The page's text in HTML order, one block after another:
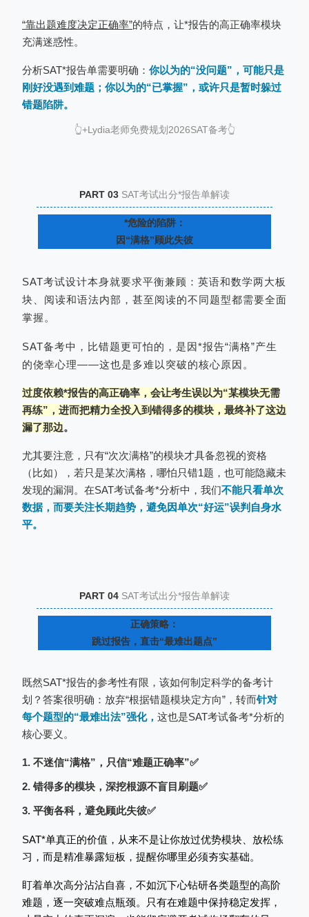
“靠出题难度决定正确率”的特点，让*报告的高正确率模块
充满迷惑性。
分析SAT*报告单需要明确： 你以为的“没问题”，可能只是
刚好没遇到难题；你以为的“已掌握”，或许只是暂时躲过
错题陷阱。
👆+Lydia老师免费规划2026SAT备考👆
PART 03 SAT考试出分*报告单解读
*危险的陷阱：
因“满格”顾此失彼
SAT考试设计本身就要求平衡兼顾：英语和数学两大板
块、阅读和语法内部，甚至阅读的不同题型都需要全面
掌握。
SAT备考中，比错题更可怕的，是因*报告“满格”产生
的侥幸心理——这也是多难以突破的核心原因。
过度依赖*报告的高正确率，会让考生误以为“某模块无需
再练”，进而把精力全投入到错得多的模块，最终补了这边
漏了那边。
尤其要注意，只有“次次满格”的模块才具备忽视的资格
（比如），若只是某次满格，哪怕只错1题，也可能隐藏未
发现的漏洞。在SAT考试备考*分析中，我们不能只看单次
数据，而要关注长期趋势，避免因单次“好运”误判自身水
平。
PART 04 SAT考试出分*报告单解读
正确策略：
跳过报告，直击“最难出题点”
既然SAT*报告的参考性有限，该如何制定科学的备考计
划？答案很明确：放弃“根据错题模块定方向”，转而针对
每个题型的“最难出法”强化， 这也是SAT考试备考*分析的
核心要义。
1. 不迷信“满格”，只信“难题正确率”✅
2. 错得多的模块，深挖根源不盲目刷题✅
3. 平衡各科，避免顾此失彼✅
SAT*单真正的价值，从来不是让你放过优势模块、放松练
习，而是精准暴露短板，提醒你哪里必须夯实基础。
盯着单次高分沾沾自喜，不如沉下心钻研各类题型的高阶
难题，逐一突破难点瓶颈。只有在难题中保持稳定发挥，